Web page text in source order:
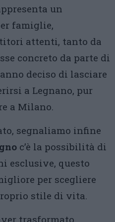
un
famiglie,
attenti, tanto da
concreto da parte di
deciso di lasciare
a Legnano, pur
a Milano.
segnaliamo infine
c’è la possibilità di
esclusive, questo
per scegliere
stile di vita.
trasformato